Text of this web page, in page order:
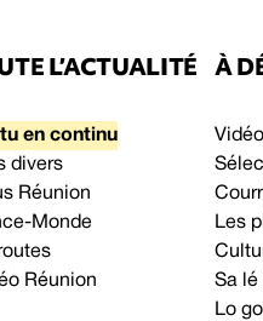
L’ACTUALITÉ
en continu
divers
Réunion
Monde
Réunion
À
Les
Sa lé
Lo